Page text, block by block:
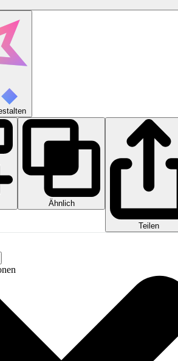
Ähnlich
Teilen